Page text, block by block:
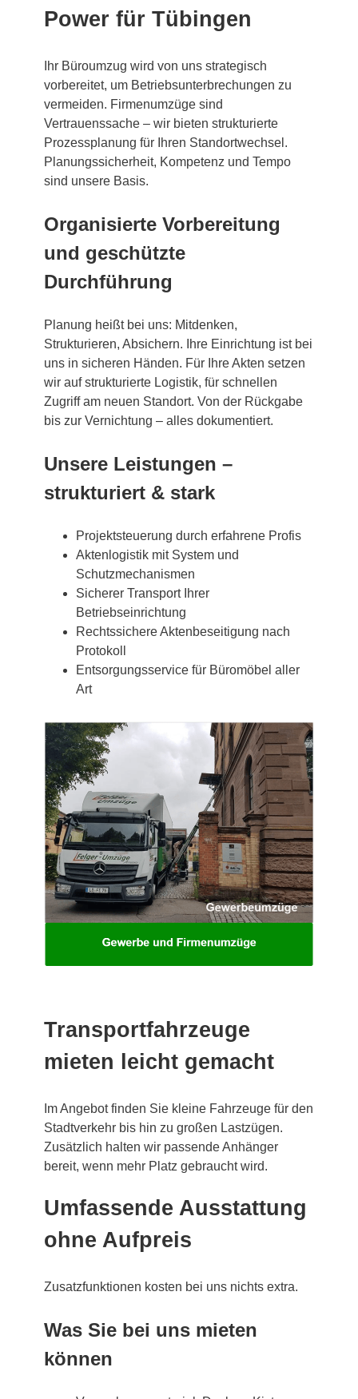
Power für Tübingen
Ihr Büroumzug wird von uns strategisch
vorbereitet, um Betriebsunterbrechungen zu
vermeiden. Firmenumzüge sind
Vertrauenssache – wir bieten strukturierte
Prozessplanung für Ihren Standortwechsel.
Planungssicherheit, Kompetenz und Tempo
sind unsere Basis.
Organisierte Vorbereitung
und geschützte
Durchführung
Planung heißt bei uns: Mitdenken,
Strukturieren, Absichern. Ihre Einrichtung ist bei
uns in sicheren Händen. Für Ihre Akten setzen
wir auf strukturierte Logistik, für schnellen
Zugriff am neuen Standort. Von der Rückgabe
bis zur Vernichtung – alles dokumentiert.
Unsere Leistungen –
strukturiert & stark
Projektsteuerung durch erfahrene Profis
Aktenlogistik mit System und
Schutzmechanismen
Sicherer Transport Ihrer
Betriebseinrichtung
Rechtssichere Aktenbeseitigung nach
Protokoll
Entsorgungsservice für Büromöbel aller
Art
Transportfahrzeuge
mieten leicht gemacht
Im Angebot finden Sie kleine Fahrzeuge für den
Stadtverkehr bis hin zu großen Lastzügen.
Zusätzlich halten wir passende Anhänger
bereit, wenn mehr Platz gebraucht wird.
Umfassende Ausstattung
ohne Aufpreis
Zusatzfunktionen kosten bei uns nichts extra.
Was Sie bei uns mieten
können